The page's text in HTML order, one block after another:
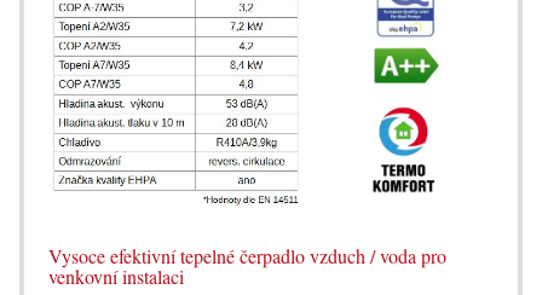
Vysoce efektivní tepelné čerpadlo vzduch / voda pro
venkovní instalaci